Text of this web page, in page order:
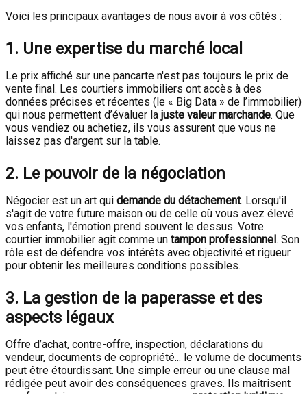
Voici les principaux avantages de nous avoir à vos côtés :
1. Une expertise du marché local
Le prix affiché sur une pancarte n'est pas toujours le prix de
vente final. Les courtiers immobiliers ont accès à des
données précises et récentes (le « Big Data » de l’immobilier)
qui nous permettent d’évaluer la juste valeur marchande. Que
vous vendiez ou achetiez, ils vous assurent que vous ne
laissez pas d'argent sur la table.
2. Le pouvoir de la négociation
Négocier est un art qui demande du détachement. Lorsqu'il
s'agit de votre future maison ou de celle où vous avez élevé
vos enfants, l'émotion prend souvent le dessus. Votre
courtier immobilier agit comme un tampon professionnel. Son
rôle est de défendre vos intérêts avec objectivité et rigueur
pour obtenir les meilleures conditions possibles.
3. La gestion de la paperasse et des
aspects légaux
Offre d’achat, contre-offre, inspection, déclarations du
vendeur, documents de copropriété... le volume de documents
peut être étourdissant. Une simple erreur ou une clause mal
rédigée peut avoir des conséquences graves. Ils maîtrisent